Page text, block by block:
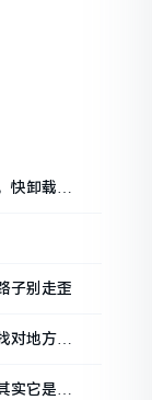
快卸载，
子别走歪
对地方才
实它是个